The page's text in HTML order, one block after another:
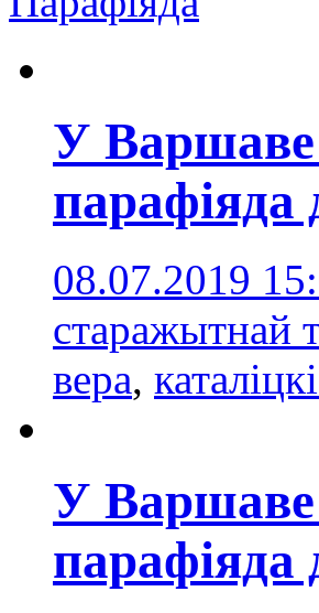
У
парафіяда
08.07.2019
старажытнай
вера,
У Варшаве
парафіяда